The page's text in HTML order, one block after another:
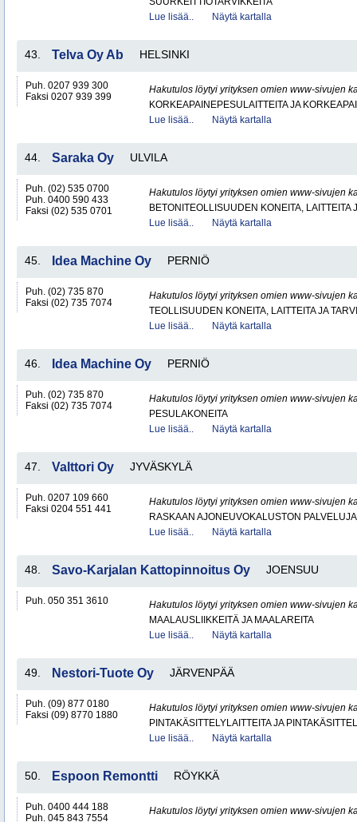
Lue lisää..
Näytä kartalla
43. Telva Oy Ab HELSINKI
Puh. 0207 939 300
Faksi 0207 939 399
Hakutulos löytyi yrityksen omien www-sivujen
KORKEAPAINEPESULAITTEITA JA
Lue lisää..
Näytä kartalla
44. Saraka Oy ULVILA
Puh. (02) 535 0700
Puh. 0400 590 433
Faksi (02) 535 0701
Hakutulos löytyi yrityksen omien www-sivujen
BETONITEOLLISUUDEN KONEITA, LAITTEITA
Lue lisää..
Näytä kartalla
45. Idea Machine Oy PERNIÖ
Puh. (02) 735 870
Faksi (02) 735 7074
Hakutulos löytyi yrityksen omien www-sivujen
TEOLLISUUDEN KONEITA, LAITTEITA JA
Lue lisää..
Näytä kartalla
46. Idea Machine Oy PERNIÖ
Puh. (02) 735 870
Faksi (02) 735 7074
Hakutulos löytyi yrityksen omien www-sivujen
PESULAKONEITA
Lue lisää..
Näytä kartalla
47. Valttori Oy JYVÄSKYLÄ
Puh. 0207 109 660
Faksi 0204 551 441
Hakutulos löytyi yrityksen omien www-sivujen
RASKAAN AJONEUVOKALUSTON
Lue lisää..
Näytä kartalla
48. Savo-Karjalan Kattopinnoitus Oy JOENSUU
Puh. 050 351 3610
Hakutulos löytyi yrityksen omien www-sivujen
MAALAUSLIIKKEITÄ JA MAALAREITA
Lue lisää..
Näytä kartalla
49. Nestori-Tuote Oy JÄRVENPÄÄ
Puh. (09) 877 0180
Faksi (09) 8770 1880
Hakutulos löytyi yrityksen omien www-sivujen
PINTAKÄSITTELYLAITTEITA JA
Lue lisää..
Näytä kartalla
50. Espoon Remontti RÖYKKÄ
Puh. 0400 444 188
Puh. 045 843 7554
Hakutulos löytyi yrityksen omien www-sivujen